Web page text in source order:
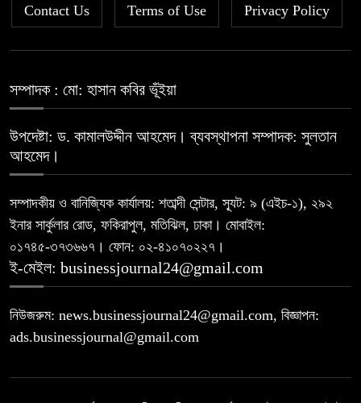
দরপতনের তালিকায় শীর্ষে মেট্রো স্পিনিং
৬
রহিমা ফুডের শেয়ারে কারসাজির প্রমাণ
পেয়েছে বিএসইসি
আগামী প্রজন্মের জন্য সুস্থ পরিবেশ চান
প্রধানমন্ত্রী
৯
১০
Contact Us Terms of Use Privacy Policy
সম্পাদক : মো: হাসান কবির ভূঁইয়া
উপদেষ্টা: ড. কামালউদ্দীন আহমেদ। ব্যবস্থাপনা সম্পাদক: সুলতান
আহমেদ।
সম্পাদকীয় ও বানিজ্যিক কার্যালয়: শতাব্দী সেন্টার, স্যূট: ৯ (এইচ-১), ২৯২
ইনার সার্কুলার রোড, ফকিরাপুল, মতিঝিল, ঢাকা। মোবাইল:
০১৭৪৫-৩৭৩৬৬৭। ফোন: ০২-৪১০৭০২২৭।
ই-মেইল: businessjournal24@gmail.com
নিউজরুম: news.businessjournal24@gmail.com, বিজ্ঞাপন:
ads.businessjournal@gmail.com